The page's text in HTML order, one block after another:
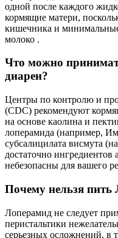
одной после каждого
кормящие матери,
кишечника и
молоко .
Что можно
диареи?
Центры по контролю и
(CDC) рекомендуют
на основе каолина и
лоперамида (например,
субсалицилата висмута
достаточно
небезопасны для вашего
Почему нельзя пить
Лоперамид не следует
перистальтики
серьезных осложнений, в